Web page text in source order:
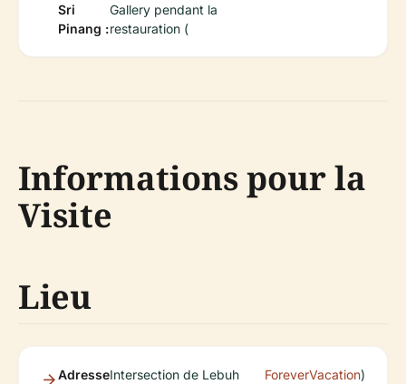
Sri
Pinang :
Gallery pendant la
restauration (
Informations pour la
Visite
Lieu
AdresseIntersection de Lebuh
ForeverVacation)